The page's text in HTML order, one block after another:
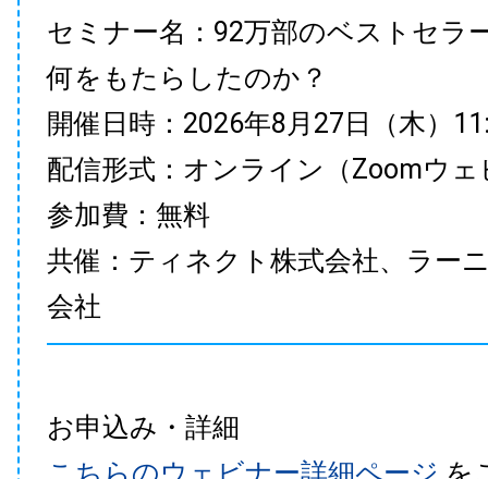
セミナー名：92万部のベストセラ
何をもたらしたのか？
開催日時：2026年8月27日（木）
配信形式：オンライン（Zoomウェ
参加費：無料
共催：ティネクト株式会社、ラー
会社
お申込み・詳細
こちらのウェビナー詳細ページ を